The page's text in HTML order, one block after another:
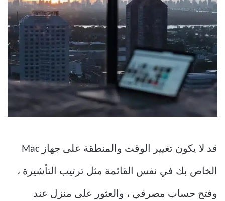
قد لا يكون تغيير الوقت والمنطقة على جهاز Mac
الخاص بك في نفس القائمة مثل ترتيب التأشيرة ،
وفتح حساب مصرفي ، والعثور على منزل عند